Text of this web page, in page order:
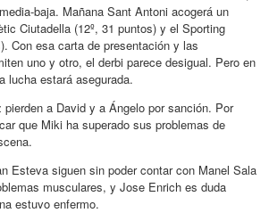
baja. Mañana Sant Antoni acogerá un
Ciutadella (12º, 31 puntos) y el Sporting
Con esa carta de presentación y las
uno y otro, el derbi parece desigual. Pero en
lucha estará asegurada.
pierden a David y a Ángelo por sanción. Por
que Miki ha superado sus problemas de
Esteva siguen sin poder contar con Manel Sala
musculares, y Jose Enrich es duda
estuvo enfermo.